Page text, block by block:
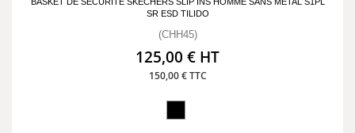
SR ESD TILIDO
(CHH45)
125,00 € HT
150,00 € TTC